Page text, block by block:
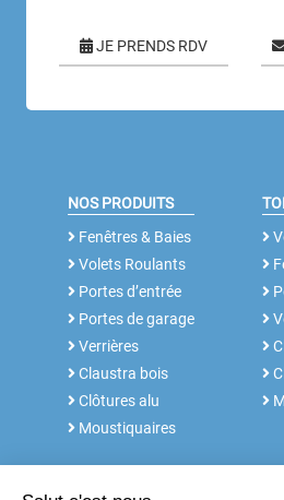
JE PRENDS RDV
NOS PRODUITS
Fenêtres & Baies
Volets Roulants
Portes d’entrée
Portes de garage
Verrières
Claustra bois
Clôtures alu
Moustiquaires